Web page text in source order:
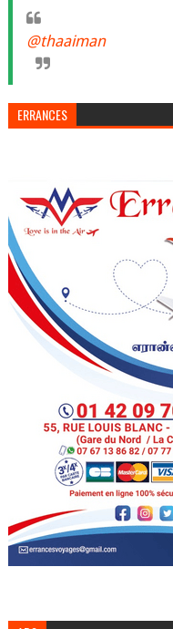
@thaaiman
ERRANCES